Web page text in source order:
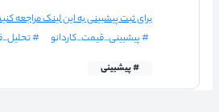
برای ثبت پیشبینی به این لینک مراجعه
# پیشبینی_قیمت_کاردانو
#
# پیشبینی